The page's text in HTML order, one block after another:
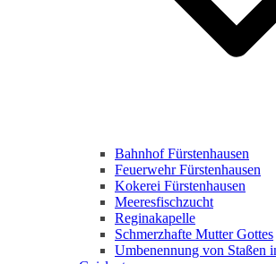
Bahnhof Fürstenhausen
Feuerwehr Fürstenhausen
Kokerei Fürstenhausen
Meeresfischzucht
Reginakapelle
Schmerzhafte Mutter Gottes
Umbenennung von Staßen